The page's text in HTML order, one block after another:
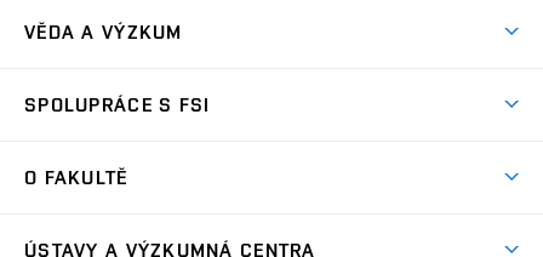
Ambasadoři studia
Zápisy
Dny otevřených dveří
Studijní předpisy
Pro prváky
VĚDA A VÝZKUM
Oblasti výzkumu
SPOLUPRÁCE S FSI
Nejvýznamnější partneři
O FAKULTĚ
ÚSTAVY A VÝZKUMNÁ CENTRA